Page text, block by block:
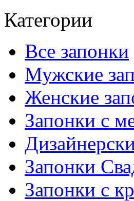
Категории
Все запонки
Мужские
Женские
Запонки с
Запонки
Запонки с